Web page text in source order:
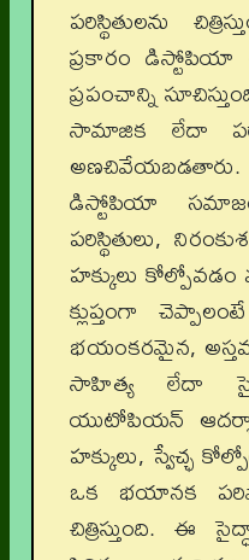
పరిస్థితులను
ప్రకారం
ప్రపంచాన్ని
సామాజిక లేదా
డిస్టోపియా
పరిస్థితులు,
హక్కులు
క్లుప్తంగా
భయంకరమైన,
సాహిత్య లేదా
యుటోపియన్
హక్కులు, స్వేచ్ఛ
ఒక భయానక
చిత్రిస్తుంది. ఈ